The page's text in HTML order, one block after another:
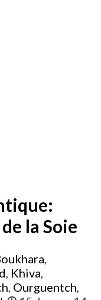
la Soie
Khiva
Ourguentch